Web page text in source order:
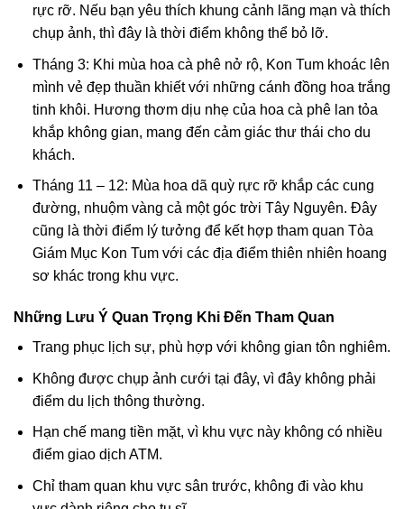
rực rỡ. Nếu bạn yêu thích khung cảnh lãng mạn và thích
chụp ảnh, thì đây là thời điểm không thể bỏ lỡ.
Tháng 3: Khi mùa hoa cà phê nở rộ, Kon Tum khoác lên
mình vẻ đẹp thuần khiết với những cánh đồng hoa trắng
tinh khôi. Hương thơm dịu nhẹ của hoa cà phê lan tỏa
khắp không gian, mang đến cảm giác thư thái cho du
khách.
Tháng 11 – 12: Mùa hoa dã quỳ rực rỡ khắp các cung
đường, nhuộm vàng cả một góc trời Tây Nguyên. Đây
cũng là thời điểm lý tưởng để kết hợp tham quan Tòa
Giám Mục Kon Tum với các địa điểm thiên nhiên hoang
sơ khác trong khu vực.
Những Lưu Ý Quan Trọng Khi Đến Tham Quan
Trang phục lịch sự, phù hợp với không gian tôn nghiêm.
Không được chụp ảnh cưới tại đây, vì đây không phải
điểm du lịch thông thường.
Hạn chế mang tiền mặt, vì khu vực này không có nhiều
điểm giao dịch ATM.
Chỉ tham quan khu vực sân trước, không đi vào khu